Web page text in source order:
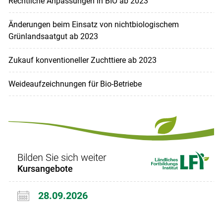
Änderungen beim Einsatz von nichtbiologischem
Grünlandsaatgut ab 2023
Zukauf konventioneller Zuchttiere ab 2023
Weideaufzeichnungen für Bio-Betriebe
Bilden Sie sich weiter
Kursangebote
28.09.2026